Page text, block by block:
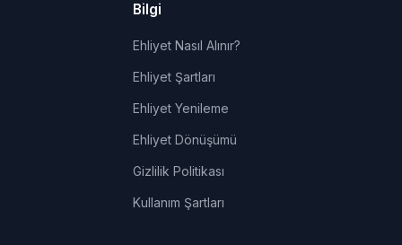
Bilgi
Ehliyet Nasıl Alınır?
Ehliyet Şartları
Ehliyet Yenileme
Ehliyet Dönüşümü
Gizlilik Politikası
Kullanım Şartları